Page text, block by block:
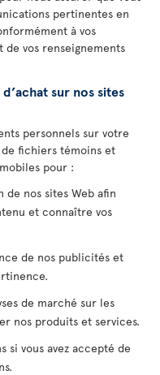
pertinentes en
à vos
vos renseignements
sur nos sites
personnels sur votre
fichiers témoins et
pour :
nos sites Web afin
et connaître vos
de nos publicités et
de marché sur les
nos produits et services.
si vous avez accepté de